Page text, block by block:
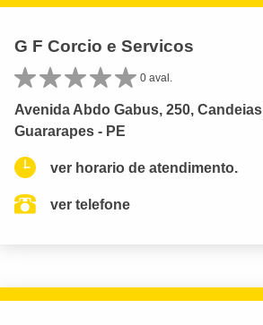
G F Corcio e Servicos
0 aval.
Avenida Abdo Gabus, 250,
Guararapes - PE
ver horario de atendimento.
ver telefone